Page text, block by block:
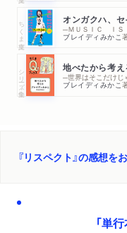
ラジオ
FMとやま「ヨリミチト
ました。
WEB2023/09/18
neolに著者インタビュー
す」
朝日中高生新聞に著者
ビュアー：堀琴葉さん（
ちくま文庫 オンガクハ、
─ＭＵＳＩＣ ＩＳ
ブレイディみかこ
シリーズ・全集 地べたから考え
─世界はそこだけじ
ブレイディみかこ
『リスペクト』の感想を
「単